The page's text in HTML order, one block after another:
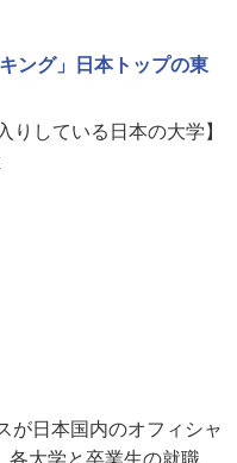
ング」日本トップの東
りしている日本の大学】
日本国内のオフィシャ